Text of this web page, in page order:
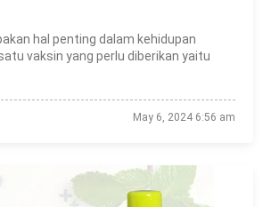
hal penting dalam kehidupan
vaksin yang perlu diberikan yaitu
May 6, 2024 6:56 am